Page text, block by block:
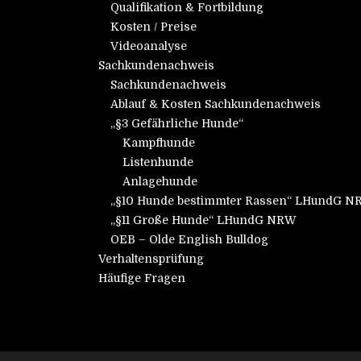
Qualifikation & Fortbildung
Kosten / Preise
Videoanalyse
Sachkundenachweis
Sachkundenachweis
Ablauf & Kosten Sachkundenachweis
„§3 Gefährliche Hunde“
Kampfhunde
Listenhunde
Anlagehunde
„§10 Hunde bestimmter Rassen“ LHundG
„§11 Große Hunde“ LHundG NRW
OEB – Olde English Bulldog
Verhaltensprüfung
Häufige Fragen